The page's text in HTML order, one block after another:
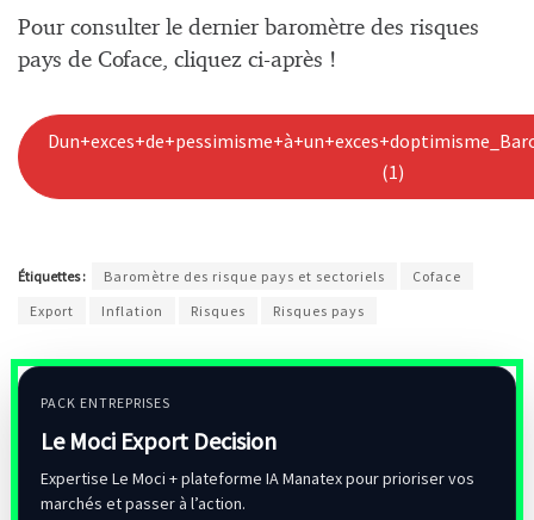
Pour consulter le dernier baromètre des risques
pays de Coface, cliquez ci-après !
(1)
Étiquettes : Baromètre des risque pays et sectoriels
Coface
Export
Inflation Risques Risques pays
PACK ENTREPRISES
Le Moci Export Decision
Expertise Le Moci + plateforme IA Manatex pour prioriser vos
marchés et passer à l’action.